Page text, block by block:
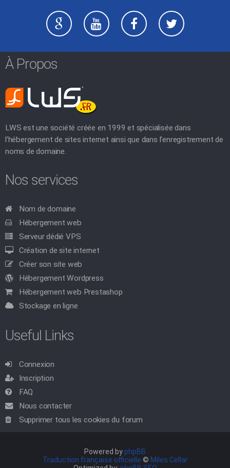
À Propos
LWS est une société créée en 1999 et spécialisée dans
l'hébergement de sites internet ainsi que dans l'enregistrement de
noms de domaine.
Nos services
Nom de domaine
Hébergement web
Serveur dédié VPS
Création de site internet
Créer son site web
Hébergement Wordpress
Hébergement web Prestashop
Stockage en ligne
Useful Links
Connexion
Inscription
FAQ
Nous contacter
Supprimer tous les cookies du forum
Powered byphpBB
Traduction française officielle © Miles Cellar